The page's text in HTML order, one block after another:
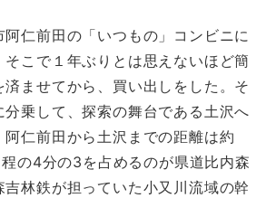
仁前田の「いつもの」コンビニに
こで１年ぶりとは思えないほど簡
ませてから、買い出しをした。そ
乗して、探索の舞台である土沢へ
阿仁前田から土沢までの距離は約
の4分の3を占めるのが県道比内森
林鉄が担っていた小又川流域の幹